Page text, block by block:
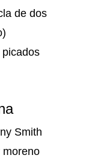
de dos
picados
Smith
moreno